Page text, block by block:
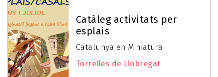
Catàleg activitats per
esplais
Catalunya en Miniatura
Torrelles de Llobregat